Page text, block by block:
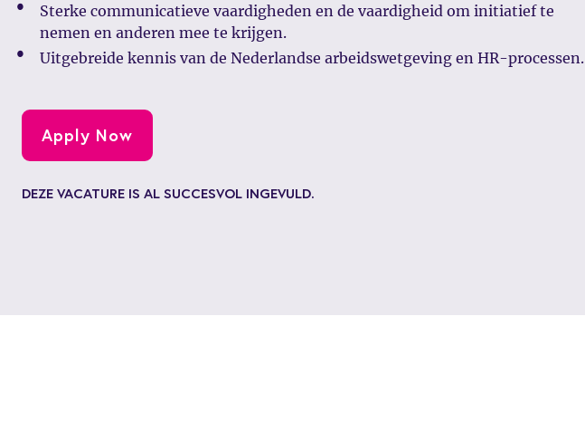
Sterke communicatieve vaardigheden en de vaardigheid om initiatief te
nemen en anderen mee te krijgen.
Uitgebreide kennis van de Nederlandse arbeidswetgeving en HR-processen.
Apply Now
DEZE VACATURE IS AL SUCCESVOL INGEVULD.